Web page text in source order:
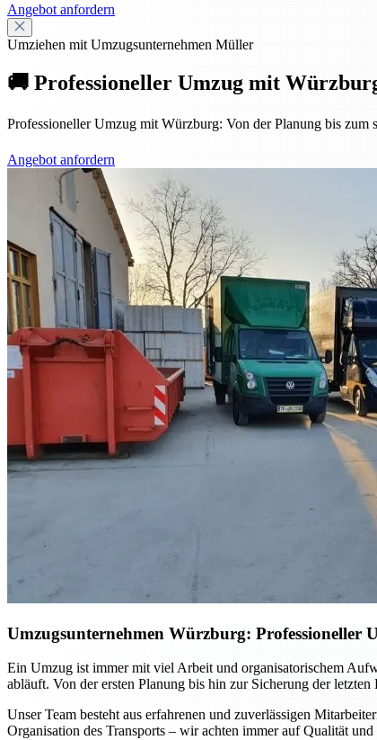
Angebot anfordern
Umziehen mit Umzugsunternehmen Müller
🚚 Professioneller Umzug mit
Professioneller Umzug mit Würzburg: Von der Planung bis zum
Angebot anfordern
Umzugsunternehmen Würzburg: Professioneller
Ein Umzug ist immer mit viel Arbeit und organisatorischem
abläuft. Von der ersten Planung bis hin zur Sicherung der
Unser Team besteht aus erfahrenen und zuverlässigen
Organisation des Transports – wir achten immer auf Qualität